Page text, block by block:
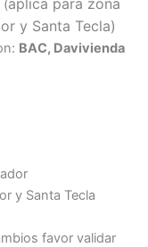
(aplica para zona
y Santa Tecla)
BAC, Davivienda
y Santa Tecla
favor validar